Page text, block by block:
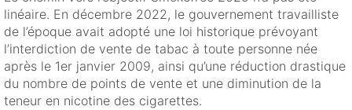
linéaire. En décembre 2022, le gouvernement travailliste
de l’époque avait adopté une loi historique prévoyant
l’interdiction de vente de tabac à toute personne née
après le 1er janvier 2009, ainsi qu’une réduction drastique
du nombre de points de vente et une diminution de la
teneur en nicotine des cigarettes.